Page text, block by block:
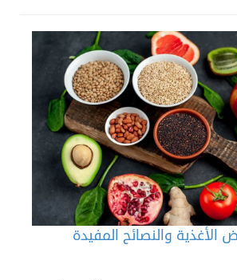
والنصائح المفيدة